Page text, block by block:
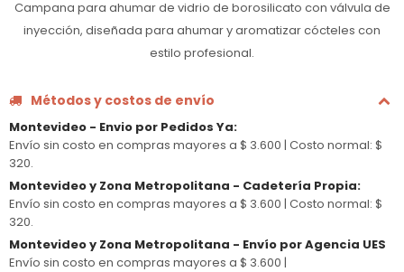
Campana para ahumar de vidrio de borosilicato con válvula de
inyección, diseñada para ahumar y aromatizar cócteles con
estilo profesional.
Métodos y costos de envío
Montevideo - Envio por Pedidos Ya:
Envío sin costo en compras mayores a $ 3.600 | Costo normal: $
320.
Montevideo y Zona Metropolitana - Cadetería Propia:
Envío sin costo en compras mayores a $ 3.600 | Costo normal: $
320.
Montevideo y Zona Metropolitana - Envío por Agencia UES
Envío sin costo en compras mayores a $ 3.600 |